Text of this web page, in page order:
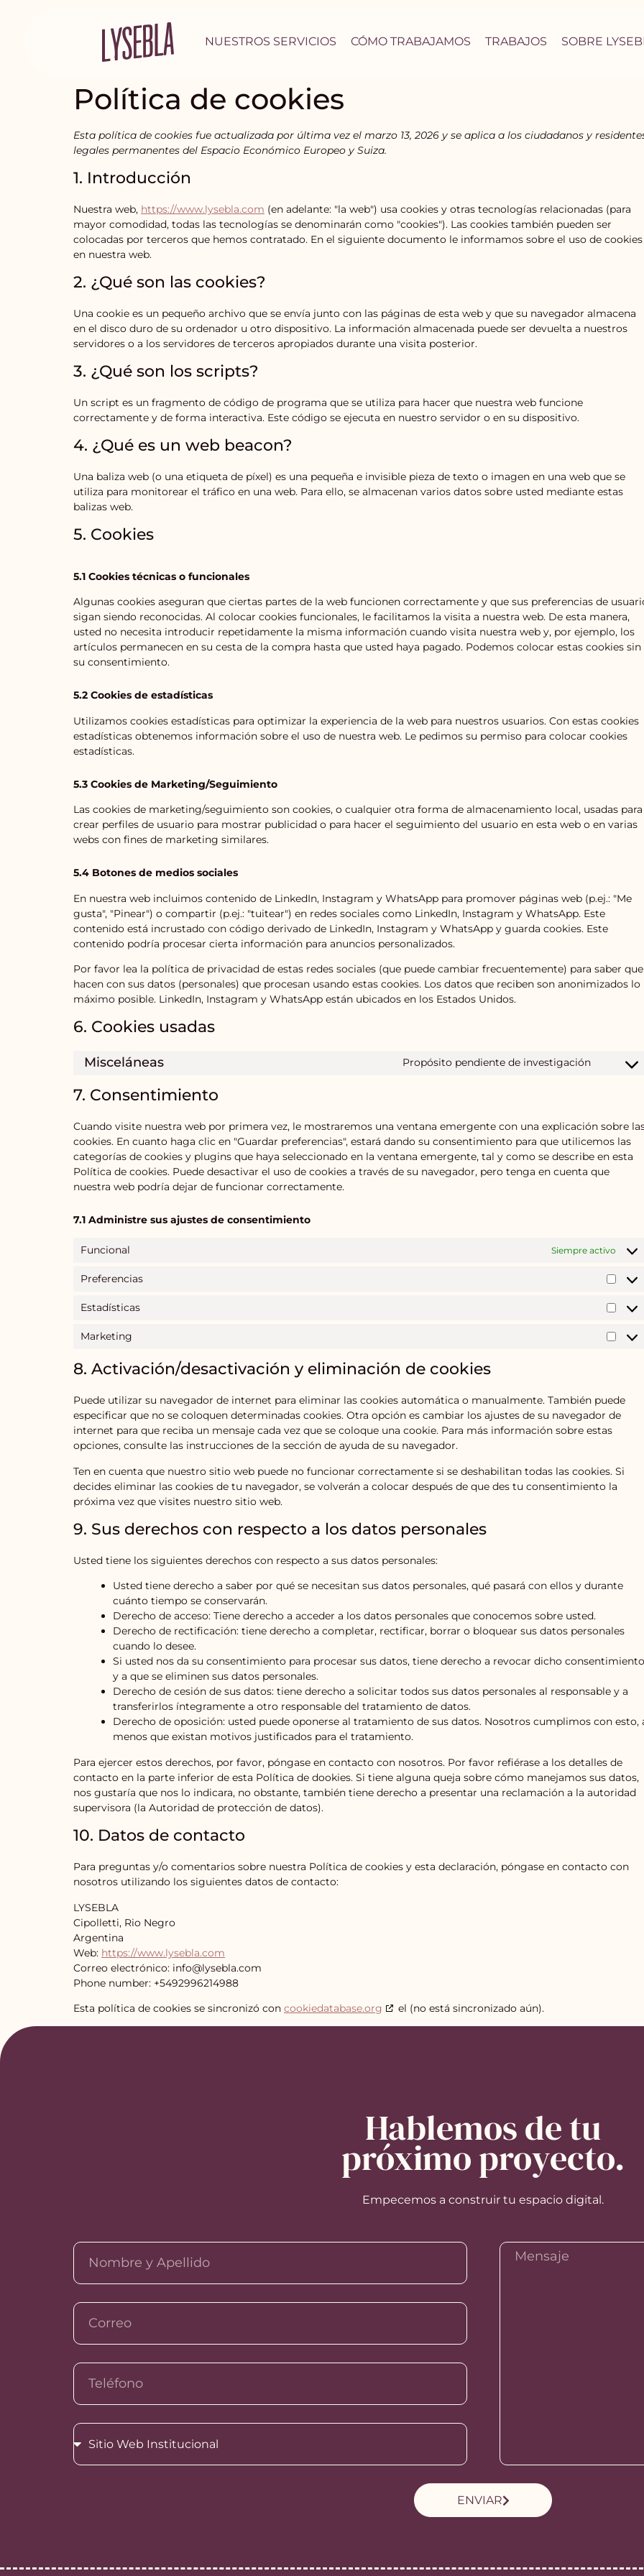
NUESTROS SERVICIOS CÓMO TRABAJAMOS TRABAJOS SOBRE
Política de cookies
Esta política de cookies fue actualizada por última vez el marzo 13, 2026 y se aplica a los ciudadanos y
legales permanentes del Espacio Económico Europeo y Suiza.
1. Introducción
Nuestra web, https://www.lysebla.com (en adelante: "la web") usa cookies y otras tecnologías relacionadas (para
mayor comodidad, todas las tecnologías se denominarán como "cookies"). Las cookies también pueden ser
colocadas por terceros que hemos contratado. En el siguiente documento le informamos sobre el uso de cookies
en nuestra web.
2. ¿Qué son las cookies?
Una cookie es un pequeño archivo que se envía junto con las páginas de esta web y que su navegador almacena
en el disco duro de su ordenador u otro dispositivo. La información almacenada puede ser devuelta a nuestros
servidores o a los servidores de terceros apropiados durante una visita posterior.
3. ¿Qué son los scripts?
Un script es un fragmento de código de programa que se utiliza para hacer que nuestra web funcione
correctamente y de forma interactiva. Este código se ejecuta en nuestro servidor o en su dispositivo.
4. ¿Qué es un web beacon?
Una baliza web (o una etiqueta de píxel) es una pequeña e invisible pieza de texto o imagen en una web que se
utiliza para monitorear el tráfico en una web. Para ello, se almacenan varios datos sobre usted mediante estas
balizas web.
5. Cookies
5.1 Cookies técnicas o funcionales
Algunas cookies aseguran que ciertas partes de la web funcionen correctamente y que sus preferencias de
sigan siendo reconocidas. Al colocar cookies funcionales, le facilitamos la visita a nuestra web. De esta manera,
usted no necesita introducir repetidamente la misma información cuando visita nuestra web y, por ejemplo, los
artículos permanecen en su cesta de la compra hasta que usted haya pagado. Podemos colocar estas cookies sin
su consentimiento.
5.2 Cookies de estadísticas
Utilizamos cookies estadísticas para optimizar la experiencia de la web para nuestros usuarios. Con estas cookies
estadísticas obtenemos información sobre el uso de nuestra web. Le pedimos su permiso para colocar cookies
estadísticas.
5.3 Cookies de Marketing/Seguimiento
Las cookies de marketing/seguimiento son cookies, o cualquier otra forma de almacenamiento local, usadas para
crear perfiles de usuario para mostrar publicidad o para hacer el seguimiento del usuario en esta web o en varias
webs con fines de marketing similares.
5.4 Botones de medios sociales
En nuestra web incluimos contenido de LinkedIn, Instagram y WhatsApp para promover páginas web (p.ej.: "Me
gusta", "Pinear") o compartir (p.ej.: "tuitear") en redes sociales como LinkedIn, Instagram y WhatsApp. Este
contenido está incrustado con código derivado de LinkedIn, Instagram y WhatsApp y guarda cookies. Este
contenido podría procesar cierta información para anuncios personalizados.
Por favor lea la política de privacidad de estas redes sociales (que puede cambiar frecuentemente) para saber que
hacen con sus datos (personales) que procesan usando estas cookies. Los datos que reciben son anonimizados lo
máximo posible. LinkedIn, Instagram y WhatsApp están ubicados en los Estados Unidos.
6. Cookies usadas
Misceláneas Propósito pendiente de investigación
7. Consentimiento
Cuando visite nuestra web por primera vez, le mostraremos una ventana emergente con una explicación sobre
cookies. En cuanto haga clic en "Guardar preferencias", estará dando su consentimiento para que utilicemos las
categorías de cookies y plugins que haya seleccionado en la ventana emergente, tal y como se describe en esta
Política de cookies. Puede desactivar el uso de cookies a través de su navegador, pero tenga en cuenta que
nuestra web podría dejar de funcionar correctamente.
7.1 Administre sus ajustes de consentimiento
Funcional Siempre activo
Preferencias
Estadísticas
Marketing
8. Activación/desactivación y eliminación de cookies
Puede utilizar su navegador de internet para eliminar las cookies automática o manualmente. También puede
especificar que no se coloquen determinadas cookies. Otra opción es cambiar los ajustes de su navegador de
internet para que reciba un mensaje cada vez que se coloque una cookie. Para más información sobre estas
opciones, consulte las instrucciones de la sección de ayuda de su navegador.
Ten en cuenta que nuestro sitio web puede no funcionar correctamente si se deshabilitan todas las cookies. Si
decides eliminar las cookies de tu navegador, se volverán a colocar después de que des tu consentimiento la
próxima vez que visites nuestro sitio web.
9. Sus derechos con respecto a los datos personales
Usted tiene los siguientes derechos con respecto a sus datos personales:
Usted tiene derecho a saber por qué se necesitan sus datos personales, qué pasará con ellos y durante
cuánto tiempo se conservarán.
Derecho de acceso: Tiene derecho a acceder a los datos personales que conocemos sobre usted.
Derecho de rectificación: tiene derecho a completar, rectificar, borrar o bloquear sus datos personales
cuando lo desee.
Si usted nos da su consentimiento para procesar sus datos, tiene derecho a revocar dicho consentimiento
y a que se eliminen sus datos personales.
Derecho de cesión de sus datos: tiene derecho a solicitar todos sus datos personales al responsable y a
transferirlos íntegramente a otro responsable del tratamiento de datos.
Derecho de oposición: usted puede oponerse al tratamiento de sus datos. Nosotros cumplimos con esto,
menos que existan motivos justificados para el tratamiento.
Para ejercer estos derechos, por favor, póngase en contacto con nosotros. Por favor refiérase a los detalles de
contacto en la parte inferior de esta Política de dookies. Si tiene alguna queja sobre cómo manejamos sus datos,
nos gustaría que nos lo indicara, no obstante, también tiene derecho a presentar una reclamación a la autoridad
supervisora (la Autoridad de protección de datos).
10. Datos de contacto
Para preguntas y/o comentarios sobre nuestra Política de cookies y esta declaración, póngase en contacto con
nosotros utilizando los siguientes datos de contacto:
LYSEBLA
Cipolletti, Rio Negro
Argentina
Web: https://www.lysebla.com
Correo electrónico: info@lysebla.com
Phone number: +5492996214988
Esta política de cookies se sincronizó con cookiedatabase.org el (no está sincronizado aún).
Hablemos de tu
próximo proyecto.
Empecemos a construir tu espacio digital.
ENVIAR